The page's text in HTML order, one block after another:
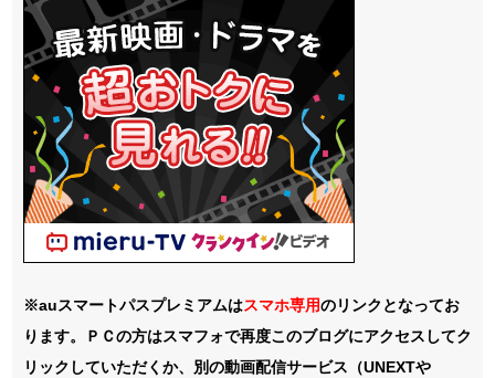
※auスマートパスプレミアムはスマホ専用のリンクとなってお
ります。ＰＣの方はスマフォで再度このブログにアクセスしてク
リックしていただくか、別の動画配信サービス（UNEXTや